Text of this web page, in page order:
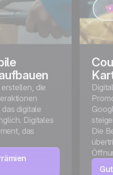
die
digitale
Digitales
das
Die